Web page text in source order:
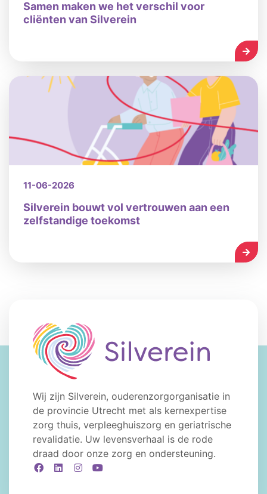
Samen maken we het verschil voor
cliënten van Silverein
11-06-2026
Silverein bouwt vol vertrouwen aan een
zelfstandige toekomst
Wij zijn Silverein, ouderenzorgorganisatie in
de provincie Utrecht met als kernexpertise
zorg thuis, verpleeghuiszorg en geriatrische
revalidatie. Uw levensverhaal is de rode
draad door onze zorg en ondersteuning.
FacebookLinkedInInstagram